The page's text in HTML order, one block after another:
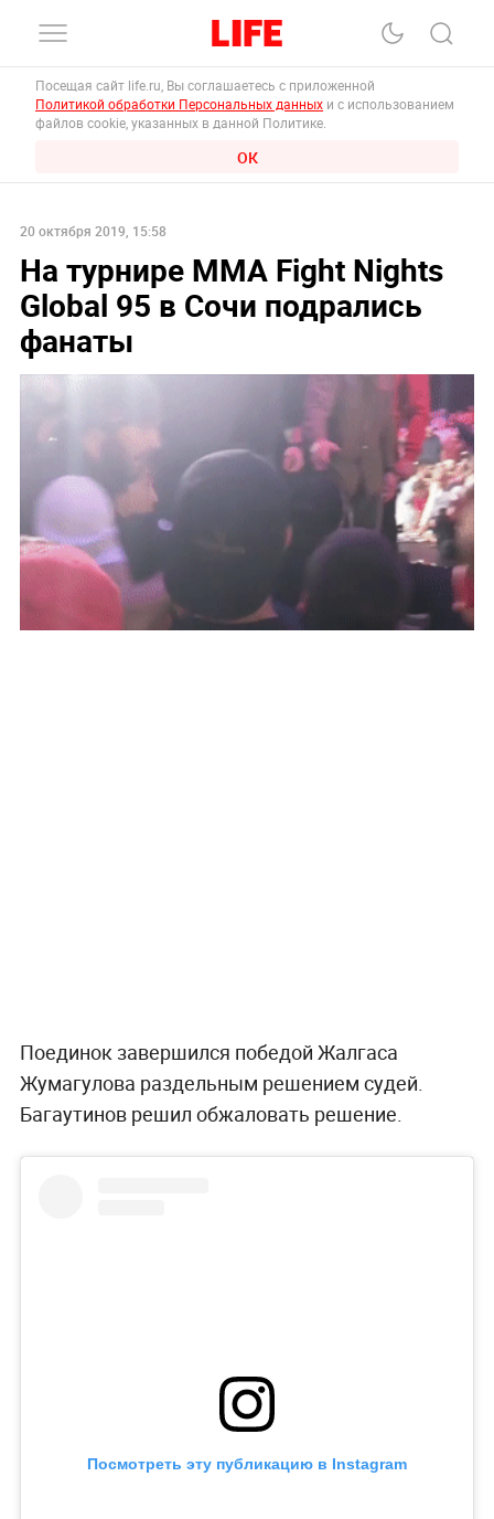
Посещая сайт life.ru, Вы соглашаетесь с приложенной
Политикой обработки Персональных данных и с использованием
файлов cookie, указанных в данной Политике.
ОК
20 октября 2019, 15:58
На турнире ММА Fight Nights
Global 95 в Сочи подрались
фанаты
Поединок завершился победой Жалгаса
Жумагулова раздельным решением судей.
Багаутинов решил обжаловать решение.
Посмотреть эту публикацию в Instagram